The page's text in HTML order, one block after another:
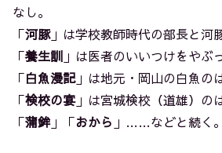
なし。
「河豚」は学校教師時代の部長と河
「養生訓 」は医者のいいつけをやぶ
「白魚漫記」は地元・岡山の白魚の
「検校の宴」は宮城検校（道雄）の
「蒲鉾」「おから 」……などと続く。